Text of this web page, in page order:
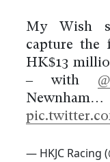
My Wish
capture the
HK$13
– with
Newnham…
— HKJC Racing